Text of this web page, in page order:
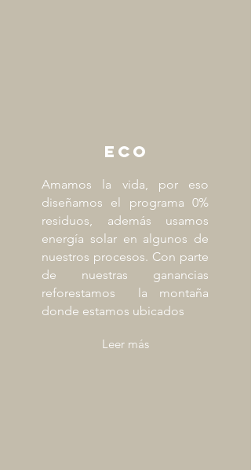
eco
Amamos la vida, por eso
diseñamos el programa 0%
residuos, además usamos
energía solar en algunos de
nuestros procesos. Con parte
de nuestras ganancias
reforestamos la montaña
donde estamos ubicados
Leer más